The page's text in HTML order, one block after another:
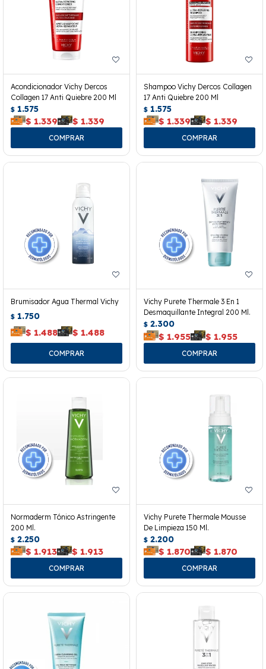
Acondicionador Vichy Dercos
Collagen 17 Anti Quiebre 200 Ml
$ 1.575
$ 1.339 $ 1.339
Shampoo Vichy Dercos Collagen
17 Anti Quiebre 200 Ml
$ 1.575
$ 1.339 $ 1.339
Brumisador Agua Thermal Vichy
$ 1.750
$ 1.488 $ 1.488
Vichy Purete Thermale 3 En 1
Desmaquillante Integral 200 Ml.
$ 2.300
$ 1.955 $ 1.955
Normaderm Tónico Astringente
200 Ml.
$ 2.250
$ 1.913 $ 1.913
Vichy Purete Thermale Mousse
De Limpieza 150 Ml.
$ 2.200
$ 1.870 $ 1.870